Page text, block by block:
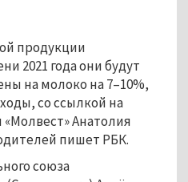
продукции
2021 года они будут
на молоко на 7–10%,
со ссылкой на
Анатолия
пишет РБК.
союза